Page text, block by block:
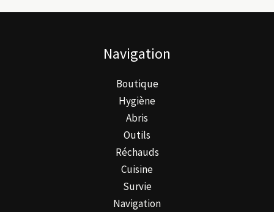
Navigation
Boutique
Hygiène
Abris
Outils
Réchauds
Cuisine
Survie
Navigation